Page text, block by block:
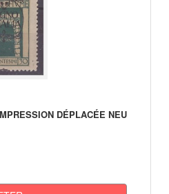
DÉPLACÉE NEU